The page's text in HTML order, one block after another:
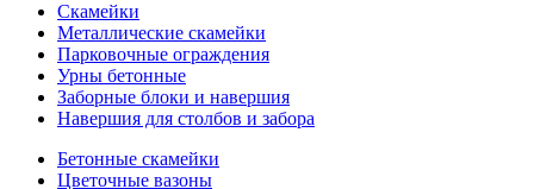
Скамейки
Металлические скамейки
Парковочные ограждения
Урны бетонные
Заборные блоки и навершия
Навершия для столбов и забора
Бетонные скамейки
Цветочные вазоны